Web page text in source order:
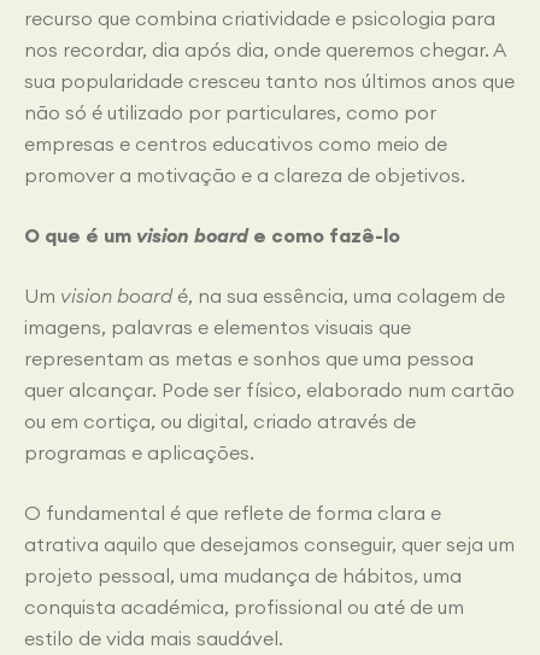
recurso que combina criatividade e psicologia para
nos recordar, dia após dia, onde queremos chegar. A
sua popularidade cresceu tanto nos últimos anos que
não só é utilizado por particulares, como por
empresas e centros educativos como meio de
promover a motivação e a clareza de objetivos.
O que é um vision boarde como fazê-lo
Um vision boardé, na sua essência, uma colagem de
imagens, palavras e elementos visuais que
representam as metas e sonhos que uma pessoa
quer alcançar. Pode ser físico, elaborado num cartão
ou em cortiça, ou digital, criado através de
programas e aplicações.
O fundamental é que reflete de forma clara e
atrativa aquilo que desejamos conseguir, quer seja um
projeto pessoal, uma mudança de hábitos, uma
conquista académica, profissional ou até de um
estilo de vida mais saudável.